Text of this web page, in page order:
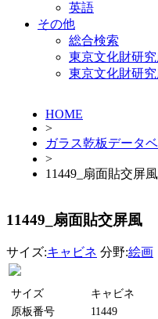
英語
その他
総合検索
東京文化財研
東京文化財研究
HOME
>
ガラス乾板データ
>
11449_扇面貼交屏風
11449_扇面貼交屏風
サイズ:キャビネ 分野:絵画
サイズ
キャビネ
原板番号
11449